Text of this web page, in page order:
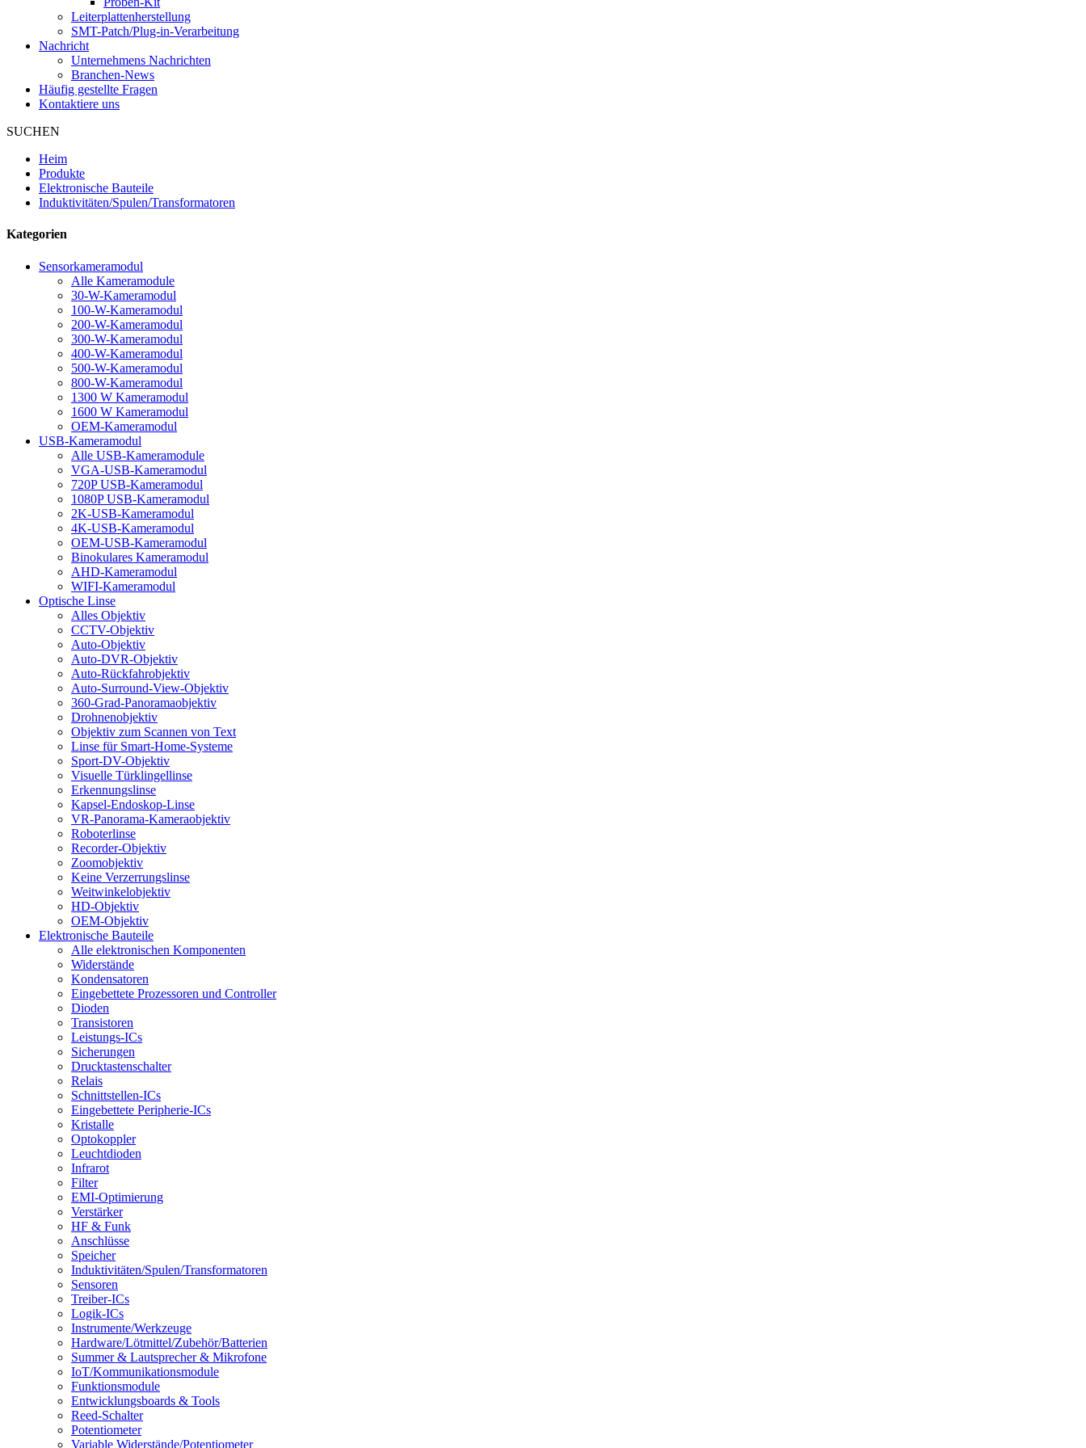
Leiterplattenherstellung
SMT-Patch/Plug-in-Verarbeitung
Nachricht
Unternehmens Nachrichten
Branchen-News
Häufig gestellte Fragen
Kontaktiere uns
SUCHEN
Heim
Produkte
Elektronische Bauteile
Induktivitäten/Spulen/Transformatoren
Kategorien
Sensorkameramodul
Alle Kameramodule
30-W-Kameramodul
100-W-Kameramodul
200-W-Kameramodul
300-W-Kameramodul
400-W-Kameramodul
500-W-Kameramodul
800-W-Kameramodul
1300 W Kameramodul
1600 W Kameramodul
OEM-Kameramodul
USB-Kameramodul
Alle USB-Kameramodule
VGA-USB-Kameramodul
720P USB-Kameramodul
1080P USB-Kameramodul
2K-USB-Kameramodul
4K-USB-Kameramodul
OEM-USB-Kameramodul
Binokulares Kameramodul
AHD-Kameramodul
WIFI-Kameramodul
Optische Linse
Alles Objektiv
CCTV-Objektiv
Auto-Objektiv
Auto-DVR-Objektiv
Auto-Rückfahrobjektiv
Auto-Surround-View-Objektiv
360-Grad-Panoramaobjektiv
Drohnenobjektiv
Objektiv zum Scannen von Text
Linse für Smart-Home-Systeme
Sport-DV-Objektiv
Visuelle Türklingellinse
Erkennungslinse
Kapsel-Endoskop-Linse
VR-Panorama-Kameraobjektiv
Roboterlinse
Recorder-Objektiv
Zoomobjektiv
Keine Verzerrungslinse
Weitwinkelobjektiv
HD-Objektiv
OEM-Objektiv
Elektronische Bauteile
Alle elektronischen Komponenten
Widerstände
Kondensatoren
Eingebettete Prozessoren und Controller
Dioden
Transistoren
Leistungs-ICs
Sicherungen
Drucktastenschalter
Relais
Schnittstellen-ICs
Eingebettete Peripherie-ICs
Kristalle
Optokoppler
Leuchtdioden
Infrarot
Filter
EMI-Optimierung
Verstärker
HF & Funk
Anschlüsse
Speicher
Induktivitäten/Spulen/Transformatoren
Sensoren
Treiber-ICs
Logik-ICs
Instrumente/Werkzeuge
Hardware/Lötmittel/Zubehör/Batterien
Summer & Lautsprecher & Mikrofone
IoT/Kommunikationsmodule
Funktionsmodule
Entwicklungsboards & Tools
Reed-Schalter
Potentiometer
Variable Widerstände/Potentiometer